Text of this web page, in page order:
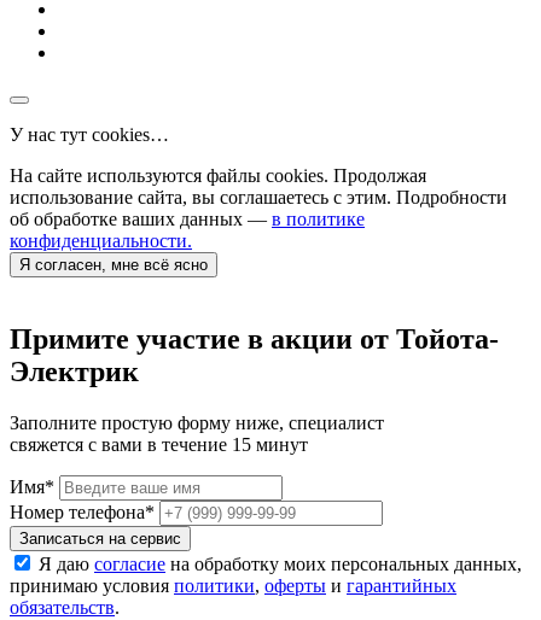
У нас тут cookies…
На сайте используются файлы cookies. Продолжая
использование сайта, вы соглашаетесь с этим. Подробности
об обработке ваших данных — в политике
конфиденциальности.
Я согласен, мне всё ясно
Примите участие в акции от Тойота-
Электрик
Заполните простую форму ниже, специалист
свяжется с вами в течение 15 минут
Имя*
Номер телефона*
Записаться на сервис
Я даю согласие на обработку моих персональных данных,
принимаю условия политики, оферты и гарантийных
обязательств.